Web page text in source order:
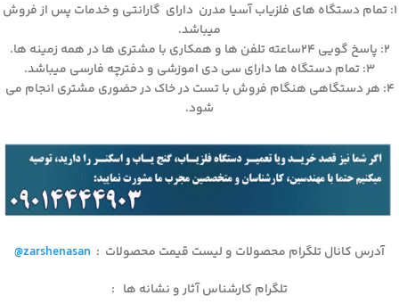
۱: تمام دستگاه های فلزیاب آسیا مدرن دارای گارانتی و خدمات پس از فروش
میباشد.
۲: پاسخ گویی ۲۴ساعته تلفن ها و همکاری با مشتری ها در همه زمینه ها.
۳: تمام دستگاه ها دارای سی دی اموزشی و دفترچه فارسی میباشد.
۴: هر دستگاهی هنگام فروش با تست در خاک در حضوری مشتری انجام می
شود.
آدرس کانال تلگرام محصولات و لیست قیمت محصولات :
@zarshenasan
تلگرام کارشناس آثار و نشانه ها :